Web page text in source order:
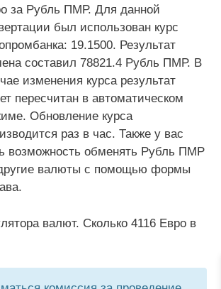
за Рубль ПМР. Для данной
был использован курс
19.1500. Результат
составил 78821.4 Рубль ПМР. В
изменения курса результат
пересчитан в автоматическом
Обновление курса
раз в час. Также у вас
возможность обменять Рубль ПМР
валюты с помощью формы
валют. Сколько 4116 Евро в